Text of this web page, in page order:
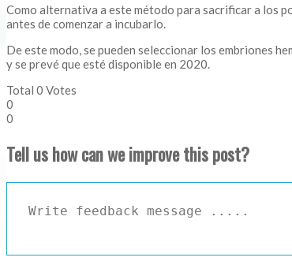
Como alternativa a este método para sacrificar a los
antes de comenzar a incubarlo.
De este modo, se pueden seleccionar los embriones
y se prevé que esté disponible en 2020.
Total 0 Votes
0
0
Tell us how can we improve this post?